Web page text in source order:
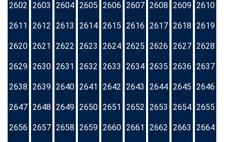
2602 2603 2604 2605 2606 2607 2608 2609 2610
2611 2612 2613 2614 2615 2616 2617 2618 2619
2620 2621 2622 2623 2624 2625 2626 2627 2628
2629 2630 2631 2632 2633 2634 2635 2636 2637
2638 2639 2640 2641 2642 2643 2644 2645 2646
2647 2648 2649 2650 2651 2652 2653 2654 2655
2656 2657 2658 2659 2660 2661 2662 2663 2664